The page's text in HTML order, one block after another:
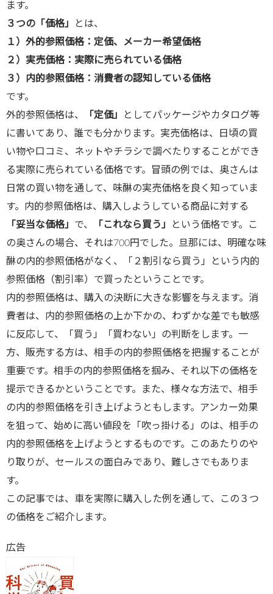
ます。
３つの「価格」
とは、
１）外的参照価格：定価、メーカー希望価格
２）実売価格：実際に売られている価格
３）内的参照価格：消費者の認知している価格
です。
外的参照価格は、
「定価」
としてパッケージやカタログ等
に書いてあり、誰でも分かります。実売価格は、日頃の買
い物や口コミ、ネットやチラシで調べたりすることができ
る実際に売られている価格です。冒頭の例では、奥さんは
日常の買い物を通して、味醂の実売価格を良く知っていま
す。内的参照価格は、購入しようしている商品に対する
「妥当な価格」 で、 「これなら買う」
という価格です。こ
の奥さんの場合、それは700円でした。旦那には、明確な味
醂の内的参照価格がなく、「２割引なら買う」という内的
参照価格（割引率）で買ったということです。
内的参照価格は、購入の決断に大きな影響を与えます。消
費者は、内的参照価格の上か下かの、わずかな差でも敏感
に反応して、「買う」「買わない」の判断をします。一
方、販売する方は、相手の内的参照価格を把握することが
重要です。相手の内的参照価格を掴み、それ以下の価格を
提示できるかということです。また、様々な方法で、相手
の内的参照価格を引き上げようともします。アンカー効果
を狙って、始めに高い値段を「吹っ掛ける」のは、相手の
内的参照価格を上げようとするものです。このあたりのや
り取りが、セールスの面白みであり、難しさでもありま
す。
この記事では、車を実際に購入した例を通して、この３つ
の価格をご紹介します。
広告